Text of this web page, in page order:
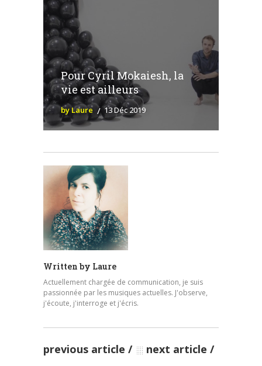
Pour Cyril Mokaiesh, la
vie est ailleurs
by Laure 13 Déc 2019
Written by Laure
Actuellement chargée de communication, je suis
passionnée par les musiques actuelles. J'observe,
j'écoute, j'interroge et j'écris.
previous article next article